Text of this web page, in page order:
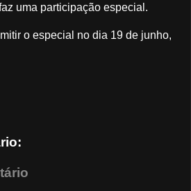
uma participação especial.
o especial no dia 19 de junho,